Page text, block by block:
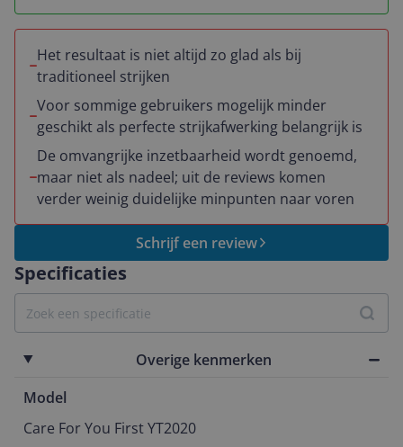
Specificaties
Overige kenmerken
Model
Care For You First YT2020
Het resultaat is niet altijd zo glad als bij
traditioneel strijken
Voor sommige gebruikers mogelijk minder
geschikt als perfecte strijkafwerking belangrijk is
De omvangrijke inzetbaarheid wordt genoemd,
maar niet als nadeel; uit de reviews komen
verder weinig duidelijke minpunten naar voren
Schrijf een review